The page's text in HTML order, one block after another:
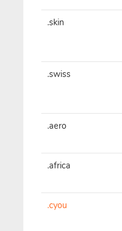
.skin
.swiss
.aero
.africa
.cyou